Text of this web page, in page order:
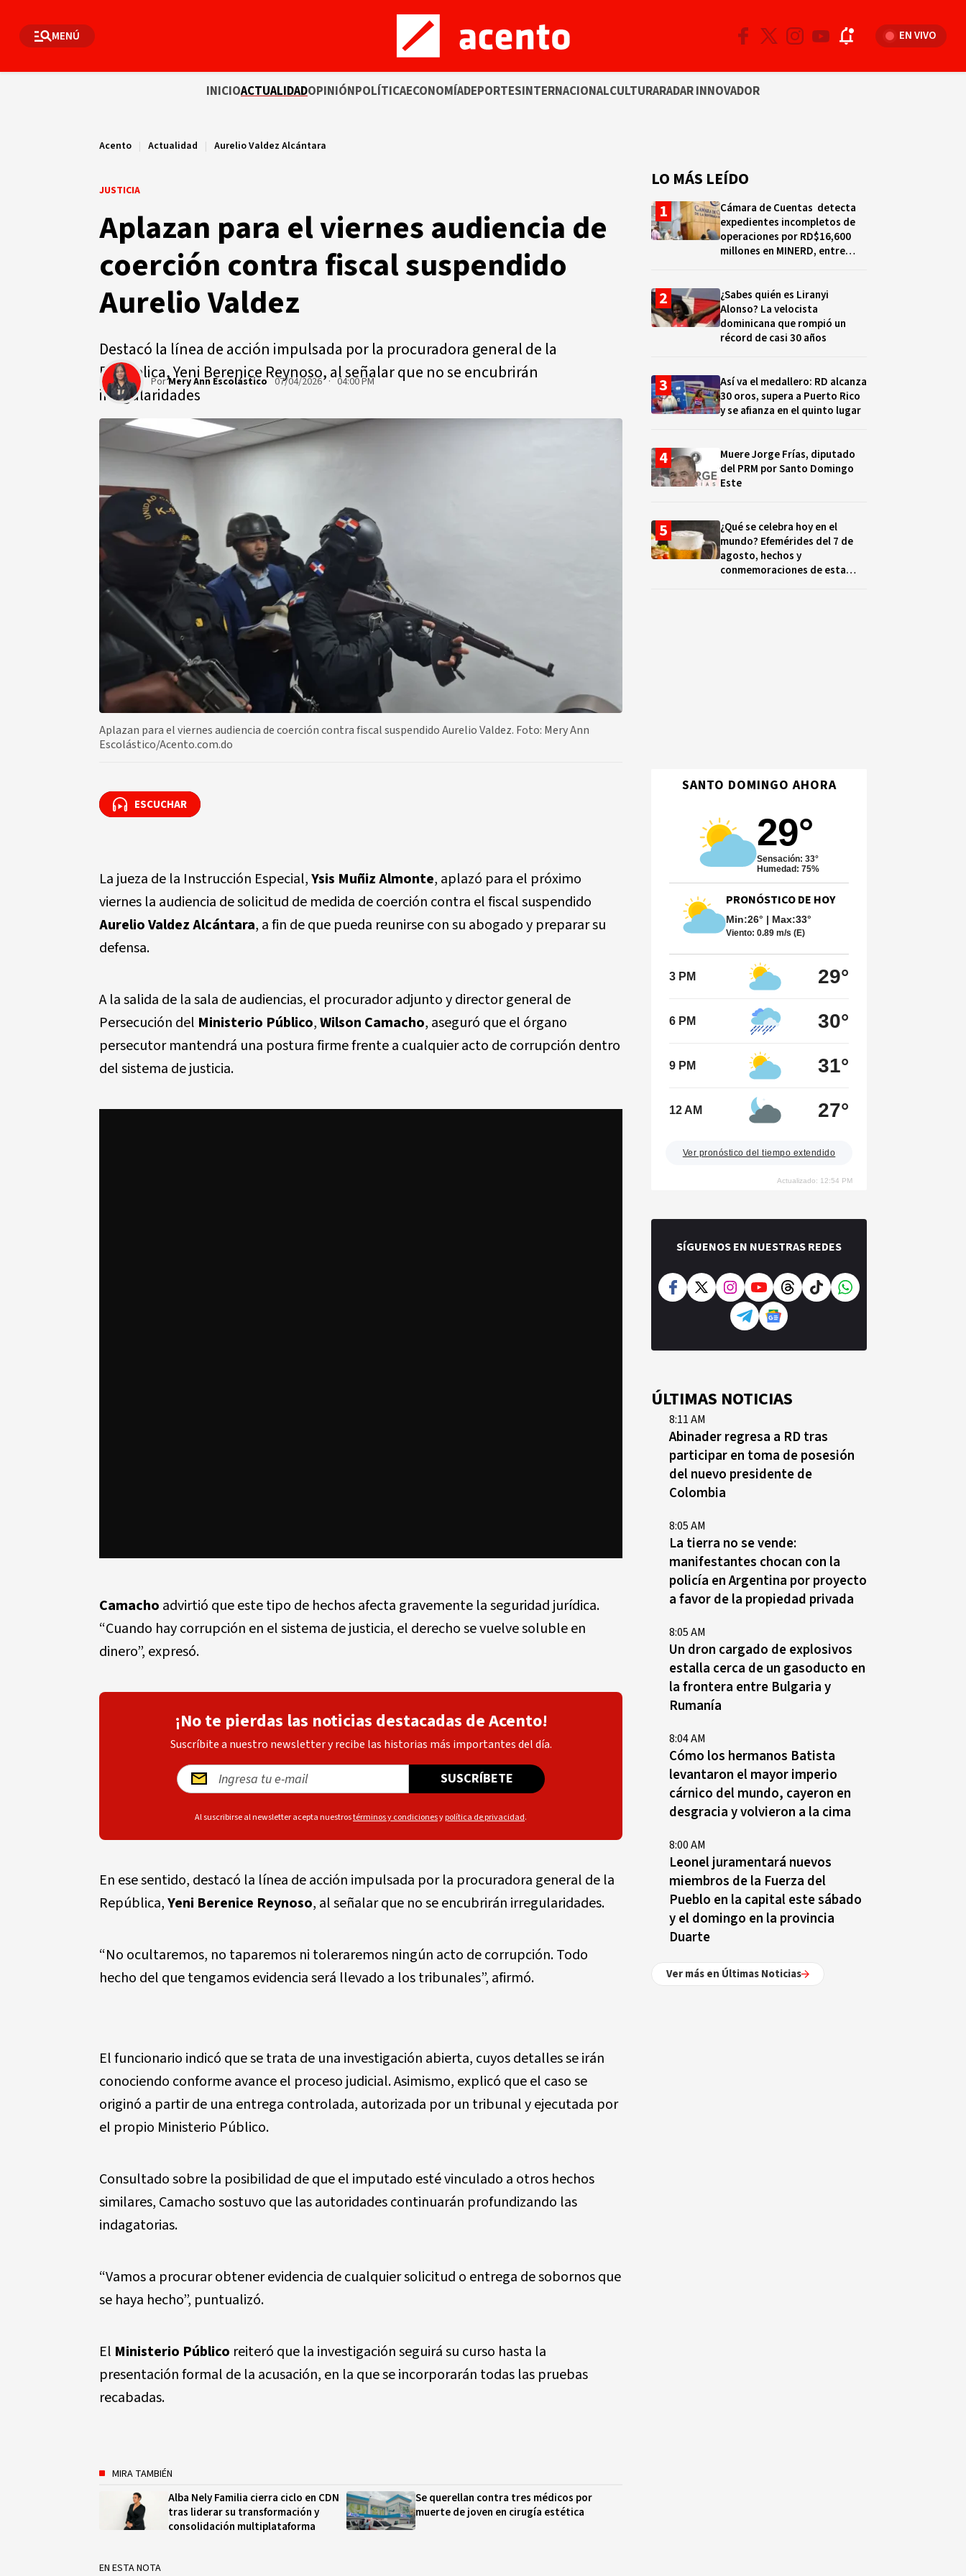
MENÚ EN VIVO
INICIOACTUALIDADOPINIÓNPOLÍTICAECONOMÍADEPORTESINTERNACIONALCULTURARADAR INNOVADOR
Acento | Actualidad | Aurelio Valdez Alcántara
JUSTICIA
Aplazan para el viernes audiencia de
coerción contra fiscal suspendido
Aurelio Valdez
Destacó la línea de acción impulsada por la procuradora general de la
República, Yeni Berenice Reynoso, al señalar que no se encubrirán
irregularidades
PorMery Ann Escolástico 07/04/2026 · 04:00 PM
Aplazan para el viernes audiencia de coerción contra fiscal suspendido Aurelio Valdez. Foto: Mery Ann
Escolástico/Acento.com.do
ESCUCHAR
ESCUCHAR
La jueza de la Instrucción Especial,Ysis Muñiz Almonte, aplazó para el próximo
viernes la audiencia de solicitud de medida de coerción contra el fiscal suspendido
Aurelio Valdez Alcántara, a fin de que pueda reunirse con su abogado y preparar su
defensa.
A la salida de la sala de audiencias, el procurador adjunto y director general de
Persecución del Ministerio Público,Wilson Camacho, aseguró que el órgano
persecutor mantendrá una postura firme frente a cualquier acto de corrupción dentro
del sistema de justicia.
Camacho advirtió que este tipo de hechos afecta gravemente la seguridad jurídica.
“Cuando hay corrupción en el sistema de justicia, el derecho se vuelve soluble en
dinero”, expresó.
¡No te pierdas las noticias destacadas de Acento!
Suscríbite a nuestro newsletter y recibe las historias más importantes del día.
SUSCRÍBETE
Al suscribirse al newsletter acepta nuestrostérminos y condicionesypolítica de privacidad.
En ese sentido, destacó la línea de acción impulsada por la procuradora general de la
República,Yeni Berenice Reynoso, al señalar que no se encubrirán irregularidades.
“No ocultaremos, no taparemos ni toleraremos ningún acto de corrupción. Todo
hecho del que tengamos evidencia será llevado a los tribunales”, afirmó.
El funcionario indicó que se trata de una investigación abierta, cuyos detalles se irán
conociendo conforme avance el proceso judicial. Asimismo, explicó que el caso se
originó a partir de una entrega controlada, autorizada por un tribunal y ejecutada por
el propio Ministerio Público.
Consultado sobre la posibilidad de que el imputado esté vinculado a otros hechos
similares, Camacho sostuvo que las autoridades continuarán profundizando las
indagatorias.
“Vamos a procurar obtener evidencia de cualquier solicitud o entrega de sobornos que
se haya hecho”, puntualizó.
El Ministerio Público reiteró que la investigación seguirá su curso hasta la
presentación formal de la acusación, en la que se incorporarán todas las pruebas
recabadas.
MIRA TAMBIÉN
Alba Nely Familia cierra ciclo en CDN
tras liderar su transformación y
consolidación multiplataforma
Se querellan contra tres médicos por
muerte de joven en cirugía estética
EN ESTA NOTA
LO MÁS LEÍDO
Cámara de Cuentas detecta
expedientes incompletos de
operaciones por RD$16,600
millones en MINERD, entre
¿Sabes quién es Liranyi
Alonso? La velocista
dominicana que rompió un
récord de casi 30 años
Así va el medallero: RD alcanza
30 oros, supera a Puerto Rico
y se afianza en el quinto lugar
Muere Jorge Frías, diputado
del PRM por Santo Domingo
Este
¿Qué se celebra hoy en el
mundo? Efemérides del 7 de
agosto, hechos y
conmemoraciones de esta
SANTO DOMINGO AHORA
29°
Sensación: 33°
Humedad: 75%
PRONÓSTICO DE HOY
Min:26° | Max:33°
Viento: 0.89 m/s (E)
3 PM 29°
6 PM 30°
9 PM 31°
12 AM 27°
Ver pronóstico del tiempo extendido
Actualizado: 12:54 PM
SÍGUENOS EN NUESTRAS REDES
ÚLTIMAS NOTICIAS
8:11 AM
Abinader regresa a RD tras
participar en toma de posesión
del nuevo presidente de
Colombia
8:05 AM
La tierra no se vende:
manifestantes chocan con la
policía en Argentina por proyecto
a favor de la propiedad privada
8:05 AM
Un dron cargado de explosivos
estalla cerca de un gasoducto en
la frontera entre Bulgaria y
Rumanía
8:04 AM
Cómo los hermanos Batista
levantaron el mayor imperio
cárnico del mundo, cayeron en
desgracia y volvieron a la cima
8:00 AM
Leonel juramentará nuevos
miembros de la Fuerza del
Pueblo en la capital este sábado
y el domingo en la provincia
Duarte
Ver más en Últimas Noticias